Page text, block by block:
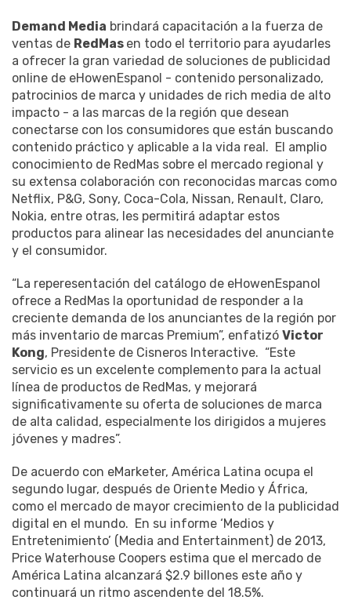
Demand Media brindará capacitación a la fuerza de
ventas de RedMas en todo el territorio para ayudarles
a ofrecer la gran variedad de soluciones de publicidad
online de eHowenEspanol - contenido personalizado,
patrocinios de marca y unidades de rich media de alto
impacto - a las marcas de la región que desean
conectarse con los consumidores que están buscando
contenido práctico y aplicable a la vida real. El amplio
conocimiento de RedMas sobre el mercado regional y
su extensa colaboración con reconocidas marcas como
Netflix, P&G, Sony, Coca-Cola, Nissan, Renault, Claro,
Nokia, entre otras, les permitirá adaptar estos
productos para alinear las necesidades del anunciante
y el consumidor.
“La reperesentación del catálogo de eHowenEspanol
ofrece a RedMas la oportunidad de responder a la
creciente demanda de los anunciantes de la región por
más inventario de marcas Premium”, enfatizó Victor
Kong, Presidente de Cisneros Interactive. “Este
servicio es un excelente complemento para la actual
línea de productos de RedMas, y mejorará
significativamente su oferta de soluciones de marca
de alta calidad, especialmente los dirigidos a mujeres
jóvenes y madres”.
De acuerdo con eMarketer, América Latina ocupa el
segundo lugar, después de Oriente Medio y África,
como el mercado de mayor crecimiento de la publicidad
digital en el mundo. En su informe ‘Medios y
Entretenimiento’ (Media and Entertainment) de 2013,
Price Waterhouse Coopers estima que el mercado de
América Latina alcanzará $2.9 billones este año y
continuará un ritmo ascendente del 18.5%.